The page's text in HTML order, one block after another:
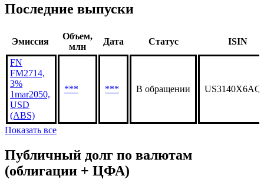
Последние выпуски
Эмиссия
Объем,
млн
Дата Статус ISIN
FN
FM2714,
3%
1mar2050,
USD
(ABS)
*** *** В обращении
Показать все
Публичный долг по валютам
(облигации + ЦФА)